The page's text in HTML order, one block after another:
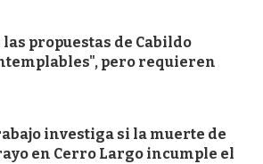
propuestas de Cabildo
pero requieren
investiga si la muerte de
en Cerro Largo incumple el